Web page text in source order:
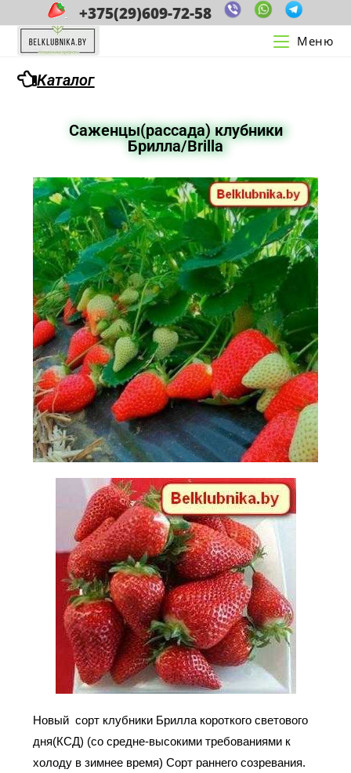
+375(29)609-72-58
Меню
Каталог
Саженцы(рассада) клубники
Брилла/Brilla
Новый сорт клубники Брилла короткого светового
дня(КСД) (со средне-высокими требованиями к
холоду в зимнее время) Сорт раннего созревания.